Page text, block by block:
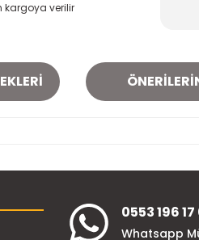
kargoya verilir
0553 196 17
Whatsapp